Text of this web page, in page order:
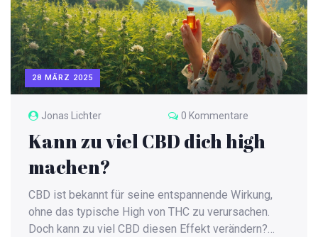
28 MÄRZ 2025
Jonas Lichter 0 Kommentare
Kann zu viel CBD dich high
machen?
CBD ist bekannt für seine entspannende Wirkung,
ohne das typische High von THC zu verursachen.
Doch kann zu viel CBD diesen Effekt verändern?